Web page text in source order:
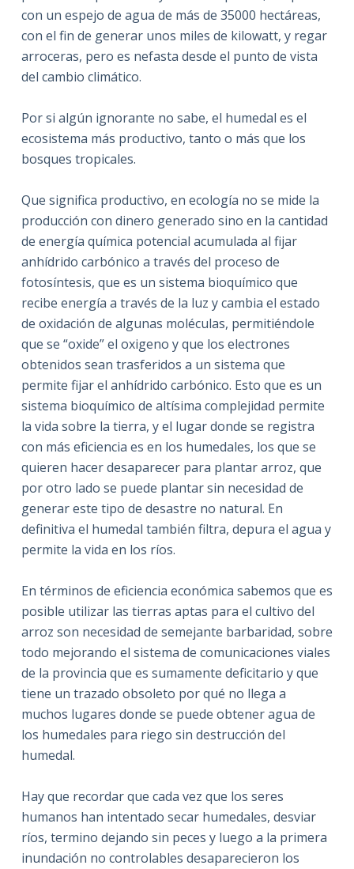
con un espejo de agua de más de 35000 hectáreas,
con el fin de generar unos miles de kilowatt, y regar
arroceras, pero es nefasta desde el punto de vista
del cambio climático.
Por si algún ignorante no sabe, el humedal es el
ecosistema más productivo, tanto o más que los
bosques tropicales.
Que significa productivo, en ecología no se mide la
producción con dinero generado sino en la cantidad
de energía química potencial acumulada al fijar
anhídrido carbónico a través del proceso de
fotosíntesis, que es un sistema bioquímico que
recibe energía a través de la luz y cambia el estado
de oxidación de algunas moléculas, permitiéndole
que se “oxide” el oxigeno y que los electrones
obtenidos sean trasferidos a un sistema que
permite fijar el anhídrido carbónico. Esto que es un
sistema bioquímico de altísima complejidad permite
la vida sobre la tierra, y el lugar donde se registra
con más eficiencia es en los humedales, los que se
quieren hacer desaparecer para plantar arroz, que
por otro lado se puede plantar sin necesidad de
generar este tipo de desastre no natural. En
definitiva el humedal también filtra, depura el agua y
permite la vida en los ríos.
En términos de eficiencia económica sabemos que es
posible utilizar las tierras aptas para el cultivo del
arroz son necesidad de semejante barbaridad, sobre
todo mejorando el sistema de comunicaciones viales
de la provincia que es sumamente deficitario y que
tiene un trazado obsoleto por qué no llega a
muchos lugares donde se puede obtener agua de
los humedales para riego sin destrucción del
humedal.
Hay que recordar que cada vez que los seres
humanos han intentado secar humedales, desviar
ríos, termino dejando sin peces y luego a la primera
inundación no controlables desaparecieron los